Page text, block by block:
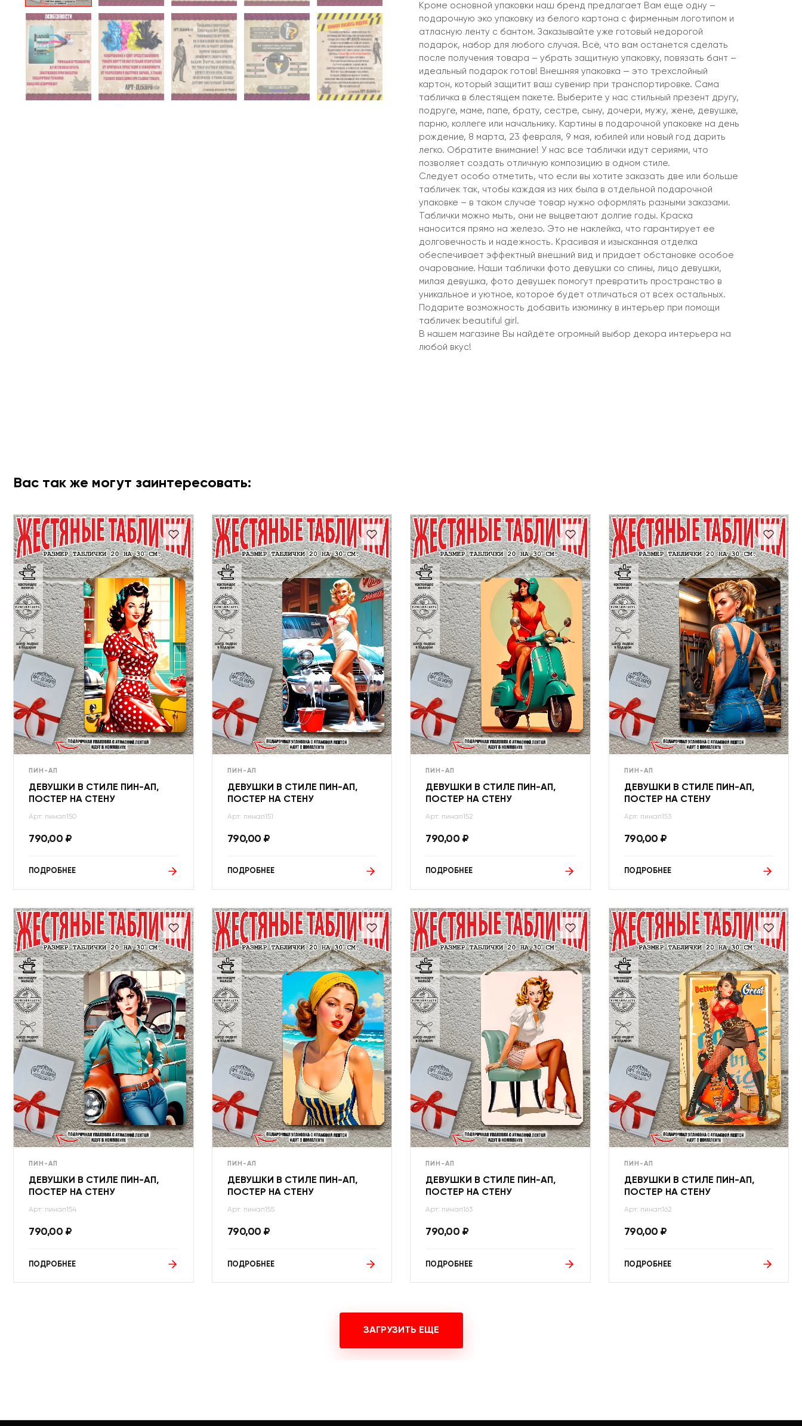
Кроме основной упаковки наш бренд предлагает Вам еще одну –
подарочную эко упаковку из белого картона с фирменным логотипом и
атласную ленту с бантом. Заказывайте уже готовый недорогой
подарок, набор для любого случая. Всё, что вам останется сделать
после получения товара – убрать защитную упаковку, повязать бант –
идеальный подарок готов! Внешняя упаковка — это трехслойный
картон, который защитит ваш сувенир при транспортировке. Сама
табличка в блестящем пакете. Выберите у нас стильный презент другу,
подруге, маме, папе, брату, сестре, сыну, дочери, мужу, жене, девушке,
парню, коллеге или начальнику. Картины в подарочной упаковке на день
рождение, 8 марта, 23 февраля, 9 мая, юбилей или новый год дарить
легко. Обратите внимание! У нас все таблички идут сериями, что
позволяет создать отличную композицию в одном стиле.
Следует особо отметить, что если вы хотите заказать две или больше
табличек так, чтобы каждая из них была в отдельной подарочной
упаковке – в таком случае товар нужно оформлять разными заказами.
Таблички можно мыть, они не выцветают долгие годы. Краска
наносится прямо на железо. Это не наклейка, что гарантирует ее
долговечность и надежность. Красивая и изысканная отделка
обеспечивает эффектный внешний вид и придает обстановке особое
очарование. Наши таблички фото девушки со спины, лицо девушки,
милая девушка, фото девушек помогут превратить пространство в
уникальное и уютное, которое будет отличаться от всех остальных.
Подарите возможность добавить изюминку в интерьер при помощи
табличек beautiful girl.
В нашем магазине Вы найдёте огромный выбор декора интерьера на
любой вкус!
Вас так же могут заинтересовать:
ПИН-АП
ДЕВУШКИ В СТИЛЕ ПИН-АП,
ПОСТЕР НА СТЕНУ
Арт: пинап150
790,00 ₽
ПОДРОБНЕЕ
ПИН-АП
ДЕВУШКИ В СТИЛЕ ПИН-АП,
ПОСТЕР НА СТЕНУ
Арт: пинап151
790,00 ₽
ПОДРОБНЕЕ
ПИН-АП
ДЕВУШКИ В СТИЛЕ ПИН-АП,
ПОСТЕР НА СТЕНУ
Арт: пинап152
790,00 ₽
ПОДРОБНЕЕ
ПИН-АП
ДЕВУШКИ В СТИЛЕ ПИН-АП,
ПОСТЕР НА СТЕНУ
Арт: пинап153
790,00 ₽
ПОДРОБНЕЕ
ПИН-АП
ДЕВУШКИ В СТИЛЕ ПИН-АП,
ПОСТЕР НА СТЕНУ
Арт: пинап154
790,00 ₽
ПОДРОБНЕЕ
ПИН-АП
ДЕВУШКИ В СТИЛЕ ПИН-АП,
ПОСТЕР НА СТЕНУ
Арт: пинап155
790,00 ₽
ПОДРОБНЕЕ
ПИН-АП
ДЕВУШКИ В СТИЛЕ ПИН-АП,
ПОСТЕР НА СТЕНУ
Арт: пинап163
790,00 ₽
ПОДРОБНЕЕ
ПИН-АП
ДЕВУШКИ В СТИЛЕ ПИН-АП,
ПОСТЕР НА СТЕНУ
Арт: пинап162
790,00 ₽
ПОДРОБНЕЕ
ЗАГРУЗИТЬ ЕЩЕ